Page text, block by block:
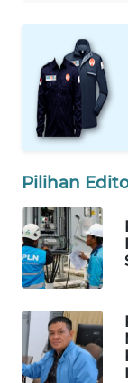
Pilihan
ENERGI
NEWS
CILEUNGSI
BERKAT
NEWS
BERAMPU
ANUGERAH
NEWS